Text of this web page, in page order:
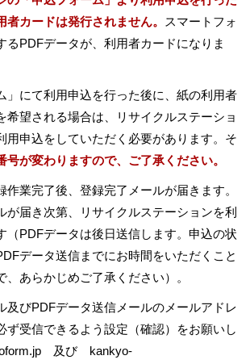
者カードは発行されません。
スマートフォ
るPDFデータが、利用者カードになりま
」にて利用申込を行った後に、紙の利用者
希望される場合は、リサイクルステーショ
用申込をしていただく必要があります。そ
号が変わりますので、ご了承ください。
作業完了後、登録完了メールが届きます。
が届き次第、リサイクルステーションを利
（PDFデータは後日送信します。申込の状
データ送信までにお時間をいただくこと
、あらかじめご了承ください）。
及びPDFデータ送信メールのメールアドレ
ず受信できるよう設定（確認）をお願いし
及び kankyo-